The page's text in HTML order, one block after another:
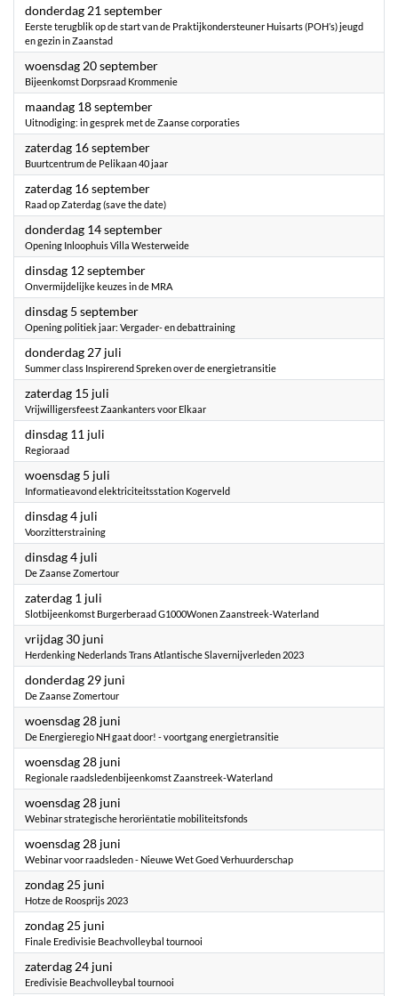
donderdag 21 september2023
Eerste terugblik op de start van de Praktijkondersteuner Huisarts (POH’s) jeugd
en gezin in Zaanstad
woensdag 20 september2023
Bijeenkomst Dorpsraad Krommenie
maandag 18 september2023
Uitnodiging: in gesprek met de Zaanse corporaties
zaterdag 16 september2023
Buurtcentrum de Pelikaan 40 jaar
zaterdag 16 september2023
Raad op Zaterdag (save the date)
donderdag 14 september2023
Opening Inloophuis Villa Westerweide
dinsdag 12 september2023
Onvermijdelijke keuzes in de MRA
dinsdag 5 september2023
Opening politiek jaar: Vergader- en debattraining
donderdag 27 juli
Summer class Inspirerend Spreken over de energietransitie
zaterdag 15 juli
Vrijwilligersfeest Zaankanters voor Elkaar
dinsdag 11 juli
Regioraad
woensdag 5 juli
Informatieavond elektriciteitsstation Kogerveld
dinsdag 4 juli
Voorzitterstraining
dinsdag 4 juli
De Zaanse Zomertour
zaterdag 1 juli
Slotbijeenkomst Burgerberaad G1000Wonen Zaanstreek-Waterland
vrijdag 30 juni
Herdenking Nederlands Trans Atlantische Slavernijverleden 2023
donderdag 29 juni
De Zaanse Zomertour
woensdag 28 juni
De Energieregio NH gaat door! - voortgang energietransitie
woensdag 28 juni
Regionale raadsledenbijeenkomst Zaanstreek-Waterland
woensdag 28 juni
Webinar strategische heroriëntatie mobiliteitsfonds
woensdag 28 juni
Webinar voor raadsleden - Nieuwe Wet Goed Verhuurderschap
zondag 25 juni
Hotze de Roosprijs 2023
zondag 25 juni
Finale Eredivisie Beachvolleybal tournooi
zaterdag 24 juni
Eredivisie Beachvolleybal tournooi